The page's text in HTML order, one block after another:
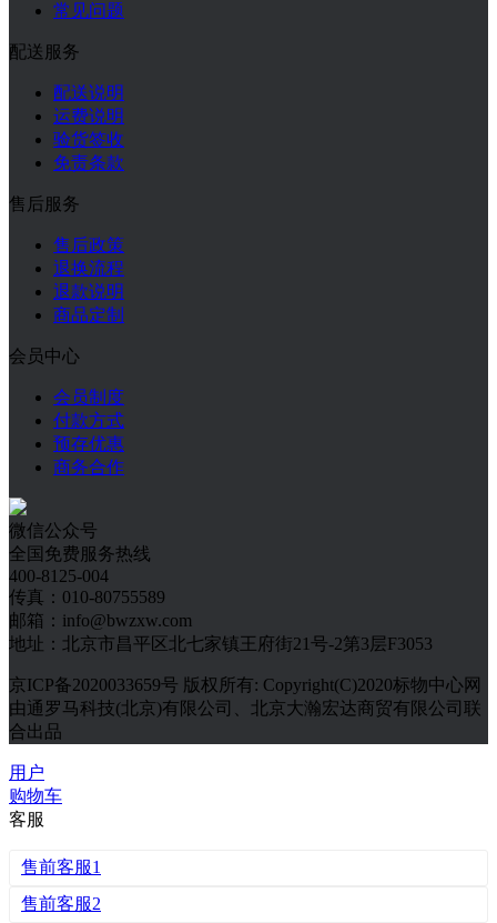
常见问题
配送服务
配送说明
运费说明
验货签收
免责条款
售后服务
售后政策
退换流程
退款说明
商品定制
会员中心
会员制度
付款方式
预存优惠
商务合作
微信公众号
全国免费服务热线
400-8125-004
传真：010-80755589
邮箱：info@bwzxw.com
地址：北京市昌平区北七家镇王府街21号-2第3层F3053
京ICP备2020033659号 版权所有: Copyright(C)2020标物中心网
由通罗马科技(北京)有限公司、北京大瀚宏达商贸有限公司联
合出品
用户
购物车
客服
售前客服1
售前客服2